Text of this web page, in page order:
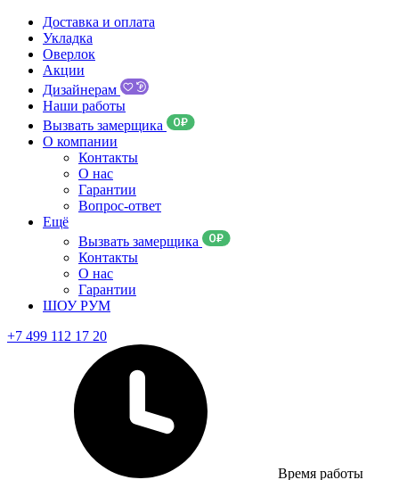
Доставка и оплата
Укладка
Оверлок
Акции
Дизайнерам
Наши работы
Вызвать замерщика
О компании
Контакты
О нас
Гарантии
Вопрос-ответ
Ещё
Вызвать замерщика
Контакты
О нас
Гарантии
ШОУ РУМ
+7 499 112 17 20
Время работы